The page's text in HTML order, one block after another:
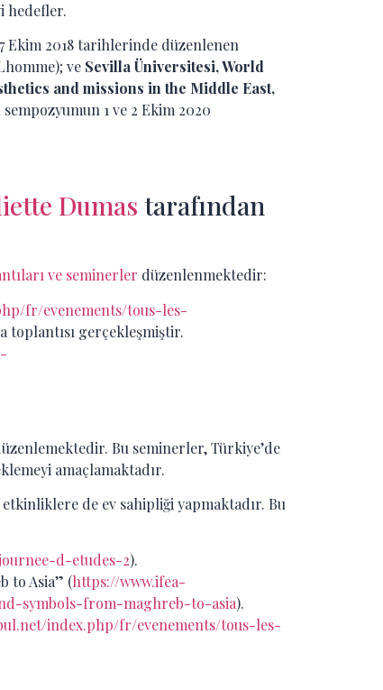
hedefler.
Ekim 2018 tarihlerinde düzenlenen
ve Sevilla Üniversitesi, World
and missions in the Middle East,
1 ve 2 Ekim 2020
Dumas tarafından
ve seminerler düzenlenmektedir:
fr/evenements/tous-les-
toplantısı gerçekleşmiştir.
Bu seminerler, Türkiye’de
amaçlamaktadır.
de ev sahipliği yapmaktadır. Bu
d-etudes-2).
to Asia” (https://www.ifea-
symbols-from-maghreb-to-asia).
index.php/fr/evenements/tous-les-